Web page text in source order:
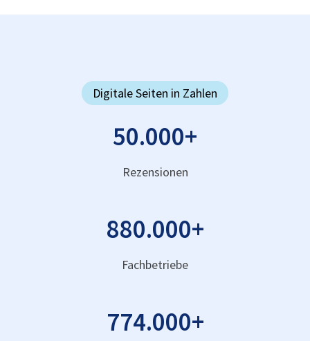
Digitale Seiten in Zahlen
50.000+
Rezensionen
880.000+
Fachbetriebe
774.000+